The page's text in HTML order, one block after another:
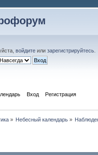
войдите или зарегистрируйтесь
Вход Регистрация
» Небесный календарь»